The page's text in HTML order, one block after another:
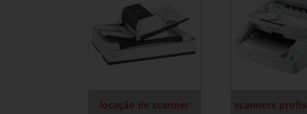
locação de scanner
scanners